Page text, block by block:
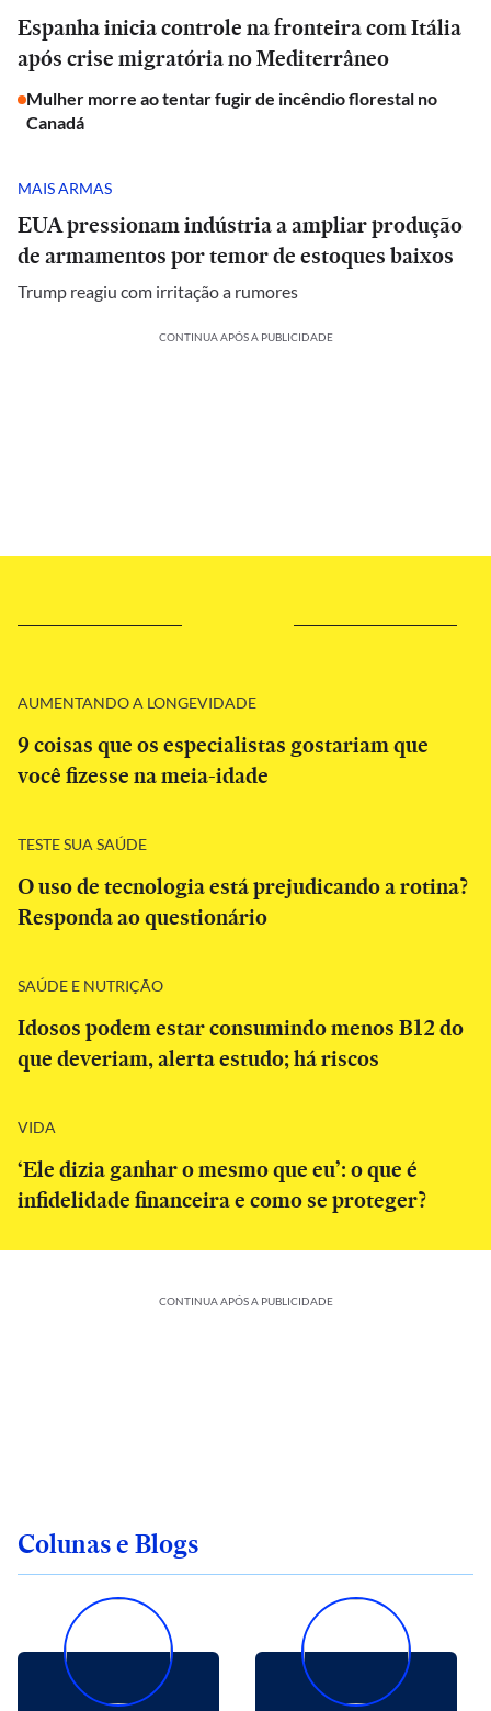
Espanha inicia controle na fronteira com Itália
após crise migratória no Mediterrâneo
Mulher morre ao tentar fugir de incêndio florestal no
Canadá
MAIS ARMAS
EUA pressionam indústria a ampliar produção
de armamentos por temor de estoques baixos
Trump reagiu com irritação a rumores
CONTINUA APÓS A PUBLICIDADE
AUMENTANDO A LONGEVIDADE
9 coisas que os especialistas gostariam que
você fizesse na meia-idade
TESTE SUA SAÚDE
O uso de tecnologia está prejudicando a rotina?
Responda ao questionário
SAÚDE E NUTRIÇÃO
Idosos podem estar consumindo menos B12 do
que deveriam, alerta estudo; há riscos
VIDA
‘Ele dizia ganhar o mesmo que eu’: o que é
infidelidade financeira e como se proteger?
CONTINUA APÓS A PUBLICIDADE
Colunas e Blogs